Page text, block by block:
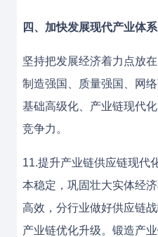
四、加快发展现代产业体
坚持把发展经济着力点放
制造强国、质量强国、网
基础高级化、产业链现代
竞争力。
11.提升产业链供应链现代
本稳定，巩固壮大实体经
高效，分行业做好供应链
产业链优化升级。锻造产